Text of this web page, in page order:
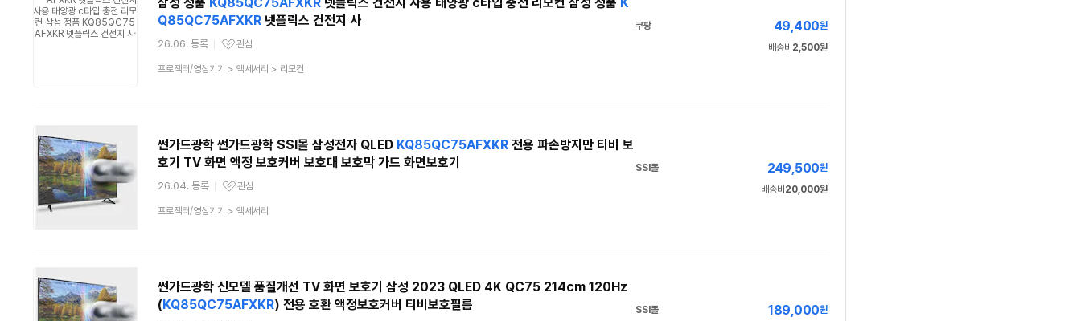
Q85QC75AFXKR넷플릭스 건전지 사
26.06. 등록
관심상품
관심
상
프로젝터/영상기기 > 액세서리 > 리모컨
쿠팡 49,400원
배송비 2,500원
썬가드광학 썬가드광학 SSI몰 삼성전자 QLED KQ85QC75AFXKR전용 파손방지만 티비 보
호기 TV 화면 액정 보호커버 보호대 보호막 가드 화면보호기
26.04. 등록
관심상품
관심
상
프로젝터/영상기기 > 액세서리
SSI몰 249,500원
배송비 20,000원
썬가드광학 신모델 품질개선 TV 화면 보호기 삼성 2023 QLED 4K QC75 214cm 120Hz
(KQ85QC75AFXKR) 전용 호환 액정보호커버 티비보호필름 SSI몰 189,000원